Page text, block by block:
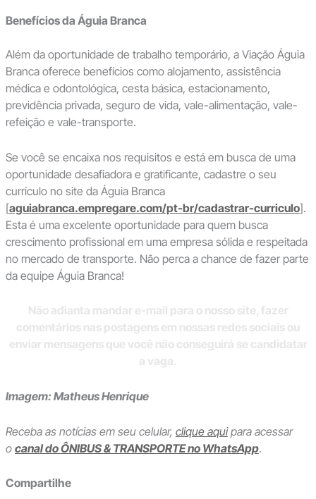
Benefícios da Águia Branca
Além da oportunidade de trabalho temporário, a Viação Águia
Branca oferece benefícios como alojamento, assistência
médica e odontológica, cesta básica, estacionamento,
previdência privada, seguro de vida, vale-alimentação, vale-
refeição e vale-transporte.
Se você se encaixa nos requisitos e está em busca de uma
oportunidade desafiadora e gratificante, cadastre o seu
currículo no site da Águia Branca
[aguiabranca.empregare.com/pt-br/cadastrar-curriculo].
Esta é uma excelente oportunidade para quem busca
crescimento profissional em uma empresa sólida e respeitada
no mercado de transporte. Não perca a chance de fazer parte
da equipe Águia Branca!
Não adianta mandar e-mail para o nosso site, fazer
comentários nas postagens em nossas redes sociais ou
enviar mensagens que você não conseguirá se candidatar
a vaga.
Imagem: Matheus Henrique
Receba as notícias em seu celular, clique aquipara acessar
o canal do ÔNIBUS & TRANSPORTE no WhatsApp.
Compartilhe